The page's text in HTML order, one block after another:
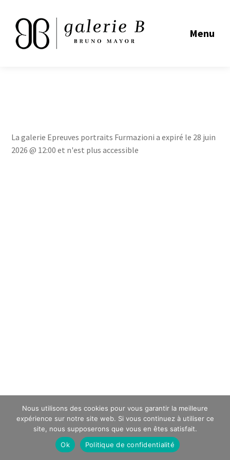
Menu
La galerie Epreuves portraits Furmazioni a expiré le 28 juin
2026 @ 12:00 et n'est plus accessible
Nous utilisons des cookies pour vous garantir la meilleure
expérience sur notre site web. Si vous continuez à utiliser ce
site, nous supposerons que vous en êtes satisfait.
Ok
Politique de confidentialité